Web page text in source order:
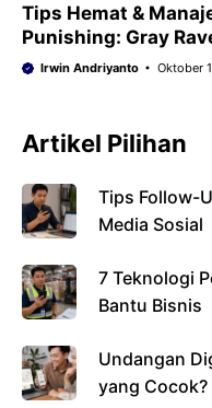
Tips Hemat &
Punishing: Gray
Irwin Andriyanto Oktober
Artikel Pilihan
Tips Follow-
Media Sosial
7 Teknologi
Bantu Bisnis
Undangan
yang Cocok?